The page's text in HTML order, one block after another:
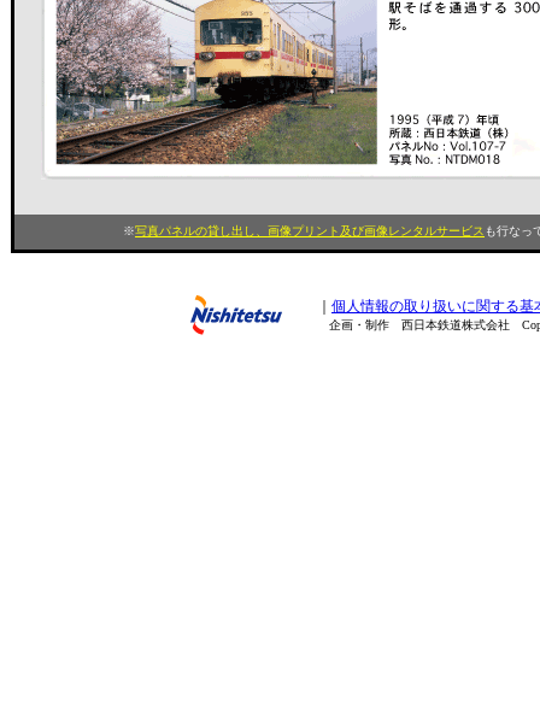
※写真パネルの貸し出し、画像プリント及び画像レンタルサービス も行なっ
個人情報の取り扱いに関する基
企画・制作 西日本鉄道株式会社